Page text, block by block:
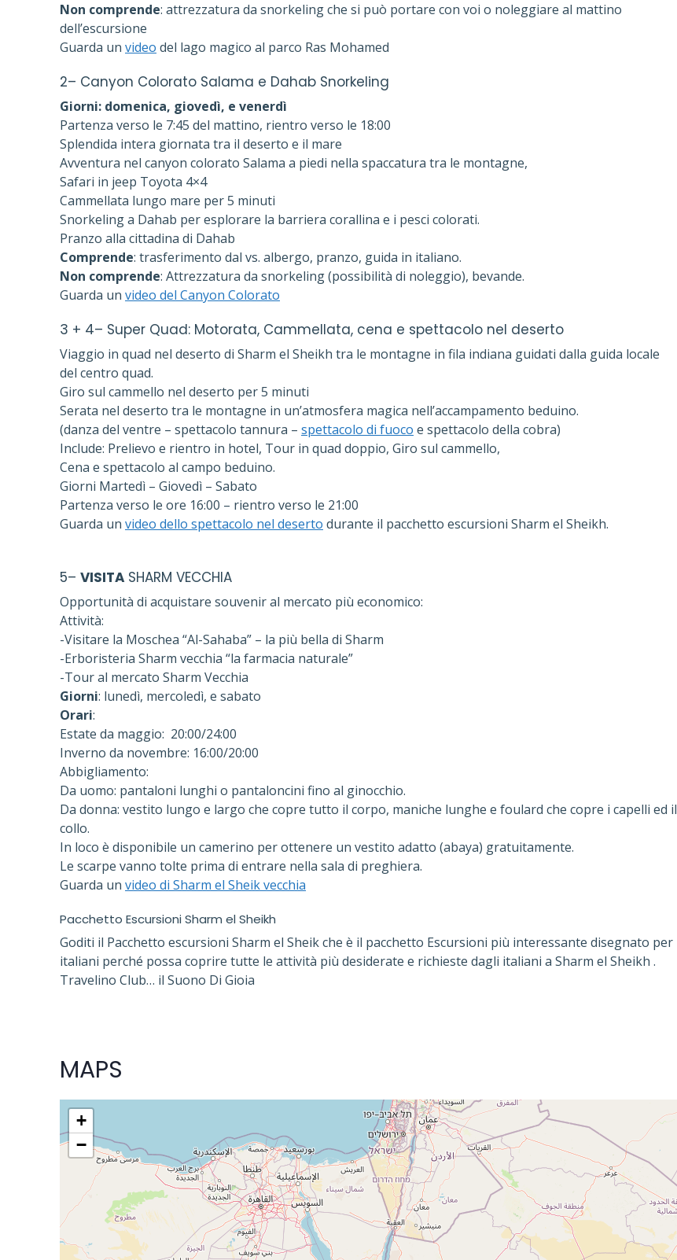
Non comprende: attrezzatura da snorkeling che si può portare con voi o noleggiare al mattino
dell’escursione
Guarda un video del lago magico al parco Ras Mohamed
2– Canyon Colorato Salama e Dahab Snorkeling
Giorni: domenica, giovedì, e venerdì
Partenza verso le 7:45 del mattino, rientro verso le 18:00
Splendida intera giornata tra il deserto e il mare
Avventura nel canyon colorato Salama a piedi nella spaccatura tra le montagne,
Safari in jeep Toyota 4×4
Cammellata lungo mare per 5 minuti
Snorkeling a Dahab per esplorare la barriera corallina e i pesci colorati.
Pranzo alla cittadina di Dahab
Comprende: trasferimento dal vs. albergo, pranzo, guida in italiano.
Non comprende: Attrezzatura da snorkeling (possibilità di noleggio), bevande.
Guarda un video del Canyon Colorato
3 + 4– Super Quad: Motorata, Cammellata, cena e spettacolo nel deserto
Viaggio in quad nel deserto di Sharm el Sheikh tra le montagne in fila indiana guidati dalla guida locale
del centro quad.
Giro sul cammello nel deserto per 5 minuti
Serata nel deserto tra le montagne in un’atmosfera magica nell’accampamento beduino.
(danza del ventre – spettacolo tannura – spettacolo di fuoco e spettacolo della cobra)
Include: Prelievo e rientro in hotel, Tour in quad doppio, Giro sul cammello,
Cena e spettacolo al campo beduino.
Giorni Martedì – Giovedì – Sabato
Partenza verso le ore 16:00 – rientro verso le 21:00
Guarda un video dello spettacolo nel deserto durante il pacchetto escursioni Sharm el Sheikh.
5– VISITA SHARM VECCHIA
Opportunità di acquistare souvenir al mercato più economico:
Attività:
-Visitare la Moschea “Al-Sahaba” – la più bella di Sharm
-Erboristeria Sharm vecchia “la farmacia naturale”
-Tour al mercato Sharm Vecchia
Giorni: lunedì, mercoledì, e sabato
Orari:
Estate da maggio: 20:00/24:00
Inverno da novembre: 16:00/20:00
Abbigliamento:
Da uomo: pantaloni lunghi o pantaloncini fino al ginocchio.
Da donna: vestito lungo e largo che copre tutto il corpo, maniche lunghe e foulard che copre i capelli ed il
collo.
In loco è disponibile un camerino per ottenere un vestito adatto (abaya) gratuitamente.
Le scarpe vanno tolte prima di entrare nella sala di preghiera.
Guarda un video di Sharm el Sheik vecchia
Pacchetto Escursioni Sharm el Sheikh
Goditi il Pacchetto escursioni Sharm el Sheik che è il pacchetto Escursioni più interessante disegnato per
italiani perché possa coprire tutte le attività più desiderate e richieste dagli italiani a Sharm el Sheikh .
Travelino Club… il Suono Di Gioia
MAPS
+
−